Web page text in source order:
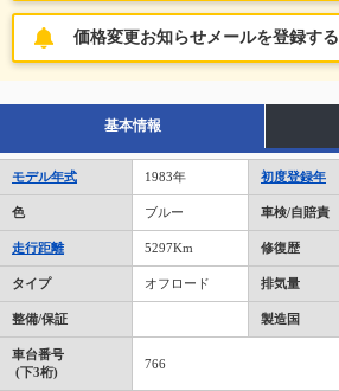
価格変更お知らせメールを登録する
基本情報
モデル年式 1983年 初度登録年
色 ブルー 車検/自賠責
走行距離 5297Km 修復歴
タイプ オフロード 排気量
整備/保証 製造国
車台番号
(下3桁)
766